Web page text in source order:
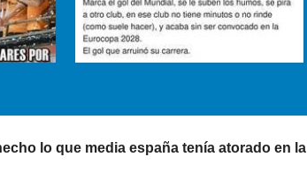
lo que media españa tenía atorado en la